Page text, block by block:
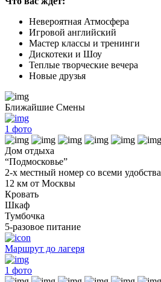
Невероятная Атмосфера
Игровой английский
Мастер классы и тренинги
Дискотеки и Шоу
Теплые творческие вечера
Новые друзья
Ближайшие Смены
1 фото
Дом отдыха
“Подмосковье”
2-х местный номер со всеми
12 км от Москвы
Кровать
Шкаф
Тумбочка
5-разовое питание
Маршрут до лагеря
1 фото